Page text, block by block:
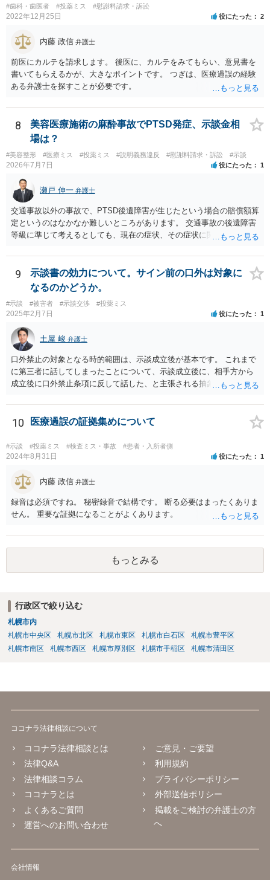
#歯科・歯医者 #投薬ミス #慰謝料請求・訴訟
2022年12月25日 役にたった 2
内藤 政信 弁護士
前医にカルテを請求します。 後医に、カルテをみてもらい、意見書を
書いてもらえるかが、大きなポイントです。 つぎは、医療過誤の経験
ある弁護士を探すことが必要です。
8
美容医療施術の麻酔事故でPTSD発症、示談金相
場は？
#美容整形 #医療ミス #投薬ミス #説明義務違反 #慰謝料請求・訴訟 #示談
2026年7月7日 役にたった 1
瀬戸 伸一 弁護士
交通事故以外の事故で、PTSD後遺障害が生じたという場合の賠償額算
定というのはなかなか難しいところがあります。 交通事故の後遺障害
等級に準じて考えるとしても、現在の症状、その症状に関する医療記
ず、あっても、一定の検討をしないと算定は難しいと思いますので、
一般的には無料相談で確度の高い回答は得られないと思われます。 現
在の提案額で不満という場合、一般的には弁護士に依頼をして訴訟と
いう手続きをとったほうが、時間と手間はかかりますが、賠償額は多
くなる傾向にありますので、お近くの弁護士に依頼をするとよいと思
われます。
9
示談書の効力について。サイン前の口外は対象に
なるのかどうか。
#示談 #被害者 #示談交渉 #投薬ミス
2025年2月7日 役にたった 1
土屋 峻 弁護士
口外禁止の対象となる時的範囲は、示談成立後が基本です。 これまで
に第三者に話してしまったことについて、示談成立後に、相手方から
成立後に口外禁止条項に反して話した、と主張される抽象的な可能性
10 医療過誤の証拠集めについて
#示談 #投薬ミス #検査ミス・事故 #患者・入所者側
2024年8月31日 役にたった 1
内藤 政信 弁護士
録音は必須ですね。 秘密録音で結構です。 断る必要はまったくありま
せん。 重要な証拠になることがよくあります。
もっとみる
行政区で絞り込む
札幌市内
札幌市中央区
札幌市北区 札幌市東区 札幌市白石区
札幌市豊平区
札幌市南区
札幌市西区 札幌市厚別区 札幌市手稲区 札幌市清田区
ココナラ法律相談について
ココナラ法律相談とは
法律Q&A
法律相談コラム
ココナラとは
よくあるご質問
運営へのお問い合わせ
ご意見・ご要望
利用規約
プライバシーポリシー
外部送信ポリシー
掲載をご検討の弁護士の方
へ
会社情報